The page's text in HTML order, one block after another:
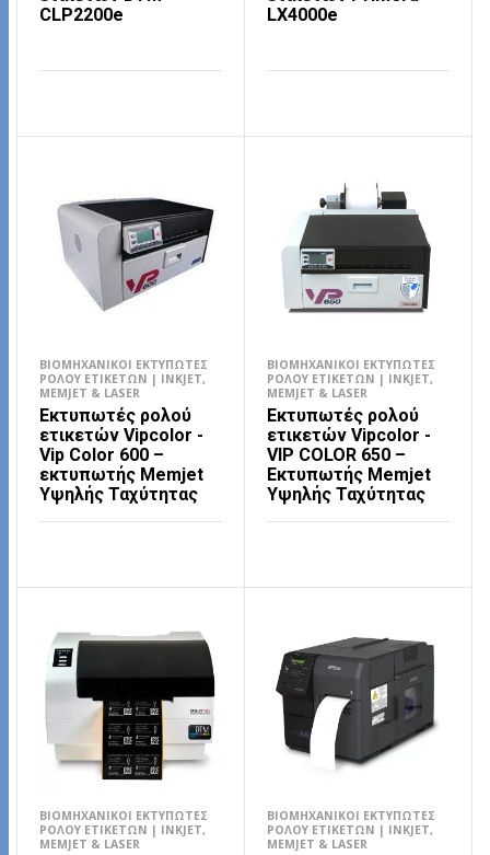
CLP2200e
LX4000e
ΒΙΟΜΗΧΑΝΙΚΟΊ ΕΚΤΥΠΩΤΈΣ
ΡΟΛΟΎ ΕΤΙΚΕΤΏΝ | INKJET,
MEMJET & LASER
Εκτυπωτές ρολού
ετικετών Vipcolor -
Vip Color 600 –
εκτυπωτής Memjet
Υψηλής Ταχύτητας
ΒΙΟΜΗΧΑΝΙΚΟΊ ΕΚΤΥΠΩΤΈΣ
ΡΟΛΟΎ ΕΤΙΚΕΤΏΝ | INKJET,
MEMJET & LASER
Εκτυπωτές ρολού
ετικετών Vipcolor -
VIP COLOR 650 –
Εκτυπωτής Memjet
Υψηλής Ταχύτητας
ΒΙΟΜΗΧΑΝΙΚΟΊ ΕΚΤΥΠΩΤΈΣ
ΡΟΛΟΎ ΕΤΙΚΕΤΏΝ | INKJET,
MEMJET & LASER
ΒΙΟΜΗΧΑΝΙΚΟΊ ΕΚΤΥΠΩΤΈΣ
ΡΟΛΟΎ ΕΤΙΚΕΤΏΝ | INKJET,
MEMJET & LASER